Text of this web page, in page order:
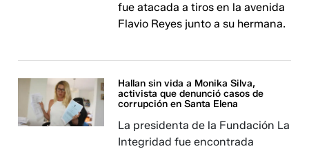
fue atacada a tiros en la avenida
Flavio Reyes junto a su hermana.
Hallan sin vida a Monika Silva,
activista que denunció casos de
corrupción en Santa Elena
La presidenta de la Fundación La
Integridad fue encontrada